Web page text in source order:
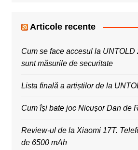
Articole recente
Cum se face accesul la UNTOLD
sunt măsurile de securitate
Lista finală a artiștilor de la
Cum își bate joc Nicușor Dan de
Review-ul de la Xiaomi 17T.
de 6500 mAh